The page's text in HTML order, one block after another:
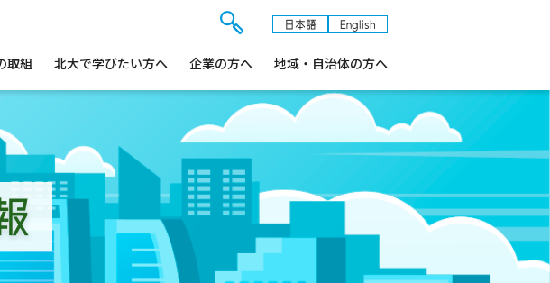
索
ォ
ー
を
開
閉
す
る
日本語 English
取組 北大で学びたい方へ 企業の方へ 地域・自治体の方へ